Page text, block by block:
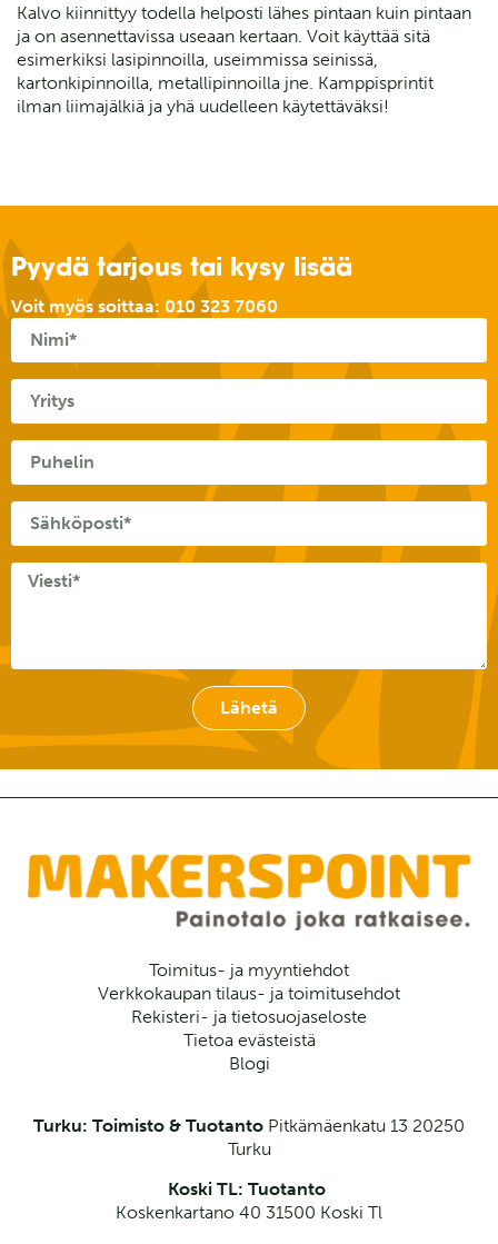
Kalvo kiinnittyy todella helposti lähes pintaan kuin pintaan
ja on asennettavissa useaan kertaan. Voit käyttää sitä
esimerkiksi lasipinnoilla, useimmissa seinissä,
kartonkipinnoilla, metallipinnoilla jne. Kamppisprintit
ilman liimajälkiä ja yhä uudelleen käytettäväksi!
Pyydä tarjous tai kysy lisää
Voit myös soittaa: 010 323 7060
Lähetä
Toimitus- ja myyntiehdot
Verkkokaupan tilaus- ja toimitusehdot
Rekisteri- ja tietosuojaseloste
Tietoa evästeistä
Blogi
Turku: Toimisto & Tuotanto Pitkämäenkatu 13 20250
Turku
Koski TL: Tuotanto
Koskenkartano 40 31500 Koski Tl